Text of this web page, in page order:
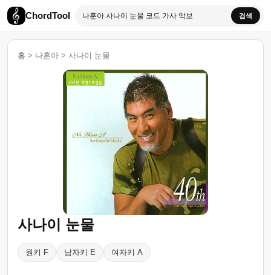
ChordTool 검색
홈 > 나훈아 > 사나이 눈물
사나이 눈물
원키 F 남자키 E 여자키 A